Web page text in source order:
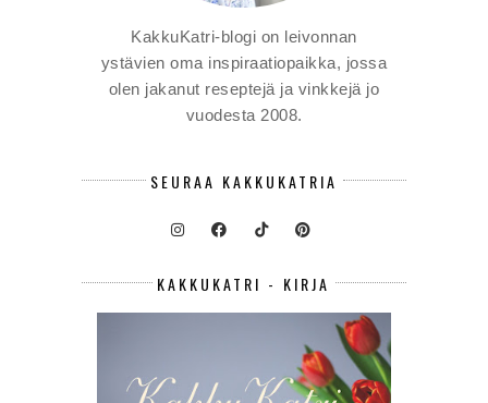
KakkuKatri-blogi on leivonnan
ystävien oma inspiraatiopaikka, jossa
olen jakanut reseptejä ja vinkkejä jo
vuodesta 2008.
SEURAA KAKKUKATRIA
KAKKUKATRI - KIRJA